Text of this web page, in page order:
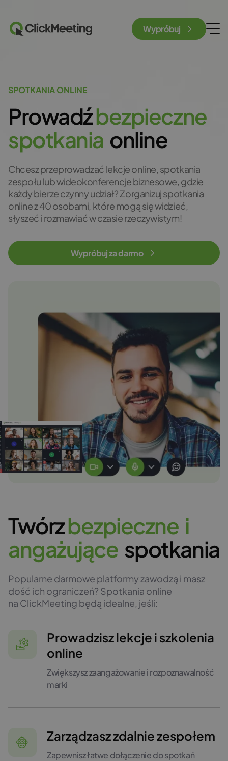
Wypróbuj
SPOTKANIA ONLINE
Prowadźbezpieczne
spotkania online
Chcesz przeprowadzać lekcje online, spotkania
zespołu lub wideokonferencje biznesowe, gdzie
każdy bierze czynny udział? Zorganizuj spotkania
online z 40 osobami, które mogą się widzieć,
słyszeć i rozmawiać w czasie rzeczywistym!
Wypróbuj za darmo
Twórzbezpieczne i
angażujące spotkania
Popularne darmowe platformy zawodzą i masz
dość ich ograniczeń? Spotkania online
na ClickMeeting będą idealne, jeśli:
Prowadzisz lekcje i szkolenia
online
Zwiększysz zaangażowanie i rozpoznawalność
marki
Zarządzasz zdalnie zespołem
Zapewnisz łatwe dołączenie do spotkań